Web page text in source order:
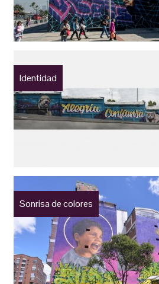
Identidad
Sonrisa de colores